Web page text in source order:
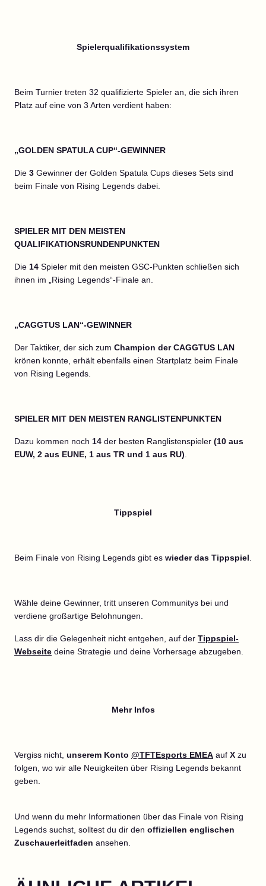
Spielerqualifikationssystem
Beim Turnier treten 32 qualifizierte Spieler an, die sich ihren
Platz auf eine von 3 Arten verdient haben:
„GOLDEN SPATULA CUP“-GEWINNER
Die 3 Gewinner der Golden Spatula Cups dieses Sets sind
beim Finale von Rising Legends dabei.
SPIELER MIT DEN MEISTEN
QUALIFIKATIONSRUNDENPUNKTEN
Die 14 Spieler mit den meisten GSC-Punkten schließen sich
ihnen im „Rising Legends“-Finale an.
„CAGGTUS LAN“-GEWINNER
Der Taktiker, der sich zum Champion der CAGGTUS LAN
krönen konnte, erhält ebenfalls einen Startplatz beim Finale
von Rising Legends.
SPIELER MIT DEN MEISTEN RANGLISTENPUNKTEN
Dazu kommen noch 14 der besten Ranglistenspieler (10 aus
EUW, 2 aus EUNE, 1 aus TR und 1 aus RU)
Tippspiel
Beim Finale von Rising Legends gibt es wieder das Tippspiel
Wähle deine Gewinner, tritt unseren Communitys bei und
verdiene großartige Belohnungen.
Lass dir die Gelegenheit nicht entgehen, auf der Tippspiel-
Webseite deine Strategie und deine Vorhersage abzugeben.
Mehr Infos
Vergiss nicht, unserem Konto @TFTEsports EMEA auf X zu
folgen, wo wir alle Neuigkeiten über Rising Legends bekannt
geben.
Und wenn du mehr Informationen über das Finale von Rising
Legends suchst, solltest du dir den offiziellen englischen
Zuschauerleitfaden ansehen.